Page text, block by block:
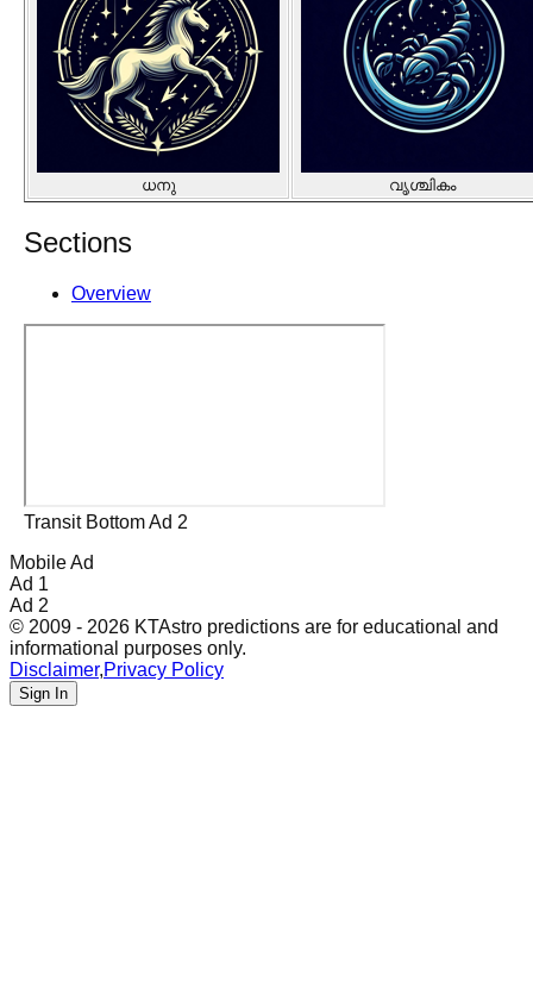
ധനു വൃശ്ചികം
Sections
Overview
Transit Bottom Ad 2
Mobile Ad
Ad 1
Ad 2
© 2009 - 2026 KTAstro predictions are for educational and
informational purposes only.
Disclaimer,Privacy Policy
Sign In